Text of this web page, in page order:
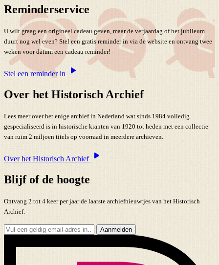
Reminderservice
U wilt graag een origineel cadeau geven, maar de verjaardag of het jubileum
duurt nog wel even? Stel een gratis reminder in via de website en ontvang twee
weken voor datum een cadeau reminder!
Stel een reminder in
Over het Historisch Archief
Lees meer over het enige archief in Nederland wat sinds 1984 volledig
gespecialiseerd is in historische kranten van 1920 tot heden met een collectie
van ruim 2 miljoen titels op voorraad in meerdere archieven.
Over het Historisch Archief
Blijf of de hoogte
Ontvang 2 tot 4 keer per jaar de laatste archiefnieuwtjes van het Historisch
Archief.
Aanmelden